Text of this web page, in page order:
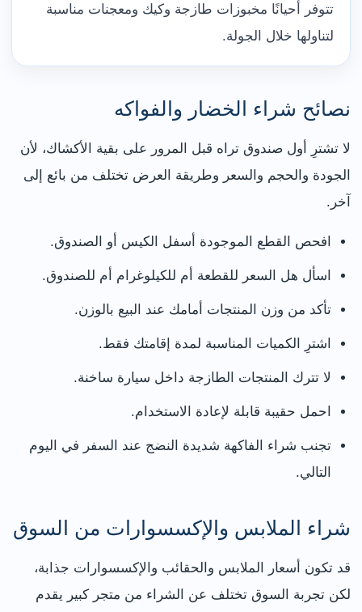
تتوفر أحيانًا مخبوزات طازجة وكيك ومعجنات مناسبة
لتناولها خلال الجولة.
نصائح شراء الخضار والفواكه
لا تشترِ أول صندوق تراه قبل المرور على بقية الأكشاك، لأن
الجودة والحجم والسعر وطريقة العرض تختلف من بائع إلى
آخر.
افحص القطع الموجودة أسفل الكيس أو الصندوق.
اسأل هل السعر للقطعة أم للكيلوغرام أم للصندوق.
تأكد من وزن المنتجات أمامك عند البيع بالوزن.
اشترِ الكميات المناسبة لمدة إقامتك فقط.
لا تترك المنتجات الطازجة داخل سيارة ساخنة.
احمل حقيبة قابلة لإعادة الاستخدام.
تجنب شراء الفاكهة شديدة النضج عند السفر في اليوم
التالي.
شراء الملابس والإكسسوارات من السوق
قد تكون أسعار الملابس والحقائب والإكسسوارات جذابة،
لكن تجربة السوق تختلف عن الشراء من متجر كبير يقدم